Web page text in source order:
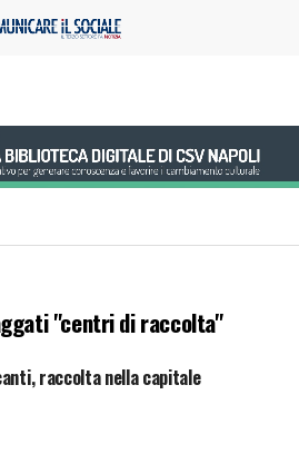
"centri di raccolta"
raccolta nella capitale